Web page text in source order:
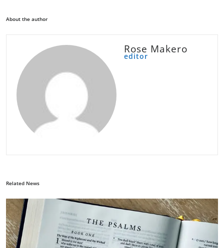
About the author
Rose Makero
editor
Related News